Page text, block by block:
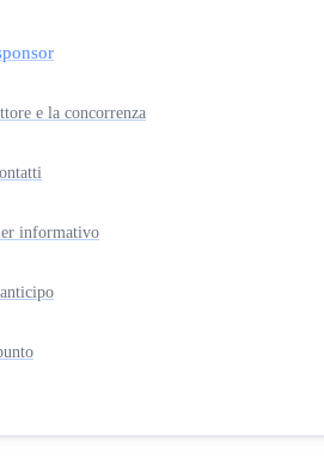
e la concorrenza
informativo